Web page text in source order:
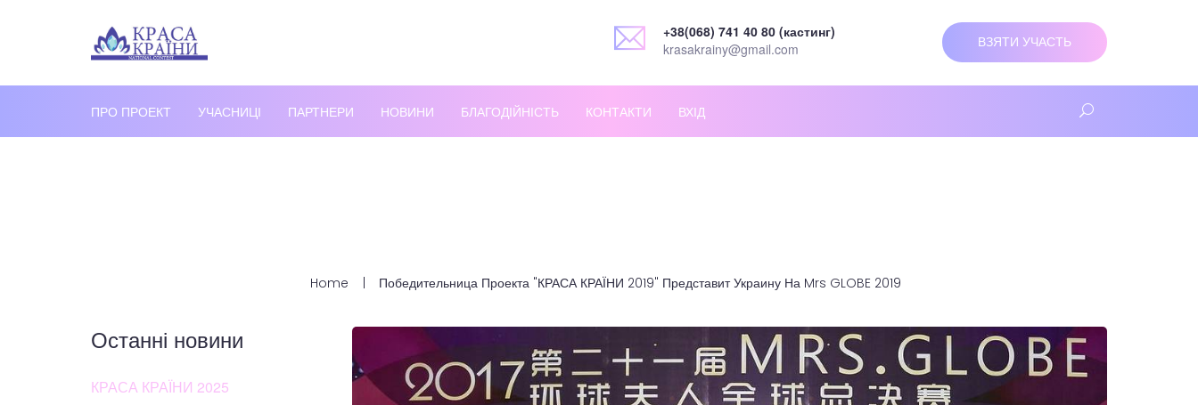
ВЗЯТИ УЧАСТЬ
+38(068) 741 40 80 (кастинг)
krasakrainy@gmail.com
ПРО ПРОЕКТ УЧАСНИЦІ ПАРТНЕРИ НОВИНИ БЛАГОДІЙНІСТЬ КОНТАКТИ ВХІД
Home Победительница Проекта "КРАСА КРАЇНИ 2019" Представит Украину На Mrs GLOBE 2019
Останні новини
КРАСА КРАЇНИ 2025